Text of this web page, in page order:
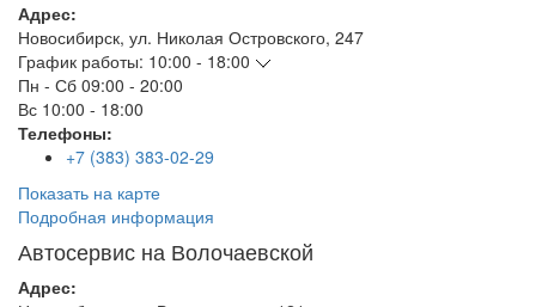
Адрес:
Новосибирск, ул. Николая Островского, 247
График работы: 10:00 - 18:00
Пн - Сб 09:00 - 20:00
Вс 10:00 - 18:00
Телефоны:
+7 (383) 383-02-29
Показать на карте
Подробная информация
Автосервис на Волочаевской
Адрес: